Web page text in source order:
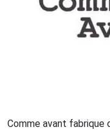
Comme avant